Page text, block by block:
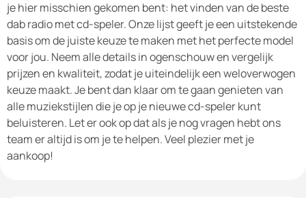
je hier misschien gekomen bent: het vinden van de beste
dab radio met cd-speler. Onze lijst geeft je een uitstekende
basis om de juiste keuze te maken met het perfecte model
voor jou. Neem alle details in ogenschouw en vergelijk
prijzen en kwaliteit, zodat je uiteindelijk een weloverwogen
keuze maakt. Je bent dan klaar om te gaan genieten van
alle muziekstijlen die je op je nieuwe cd-speler kunt
beluisteren. Let er ook op dat als je nog vragen hebt ons
team er altijd is om je te helpen. Veel plezier met je
aankoop!